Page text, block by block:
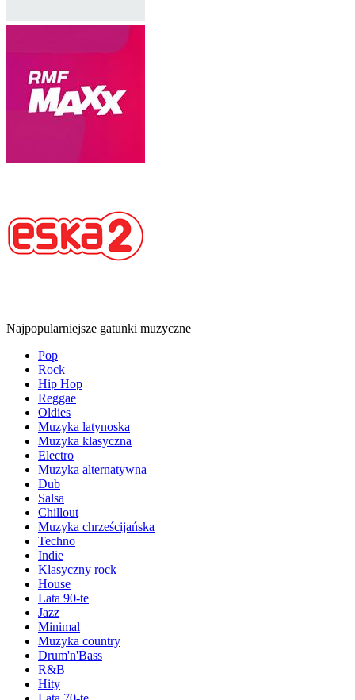
Najpopularniejsze gatunki muzyczne
Pop
Rock
Hip Hop
Reggae
Oldies
Muzyka latynoska
Muzyka klasyczna
Electro
Muzyka alternatywna
Dub
Salsa
Chillout
Muzyka chrześcijańska
Techno
Indie
Klasyczny rock
House
Lata 90-te
Jazz
Minimal
Muzyka country
Drum'n'Bass
R&B
Hity